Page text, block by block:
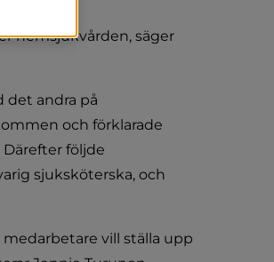
hemsjukvården, säger
det andra på
och förklarade
följde
sjuksköterska, och
vill ställa upp